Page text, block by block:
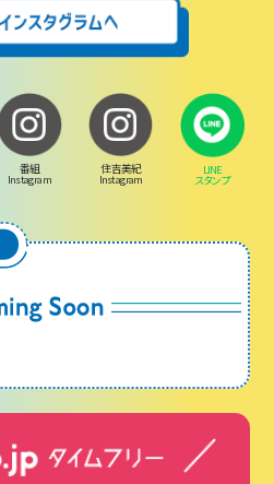
番組
Instagram
住吉美紀
Instagram
LINE
スタンプ